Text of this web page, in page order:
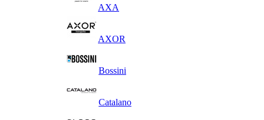
AXA
AXOR
Bossini
Catalano